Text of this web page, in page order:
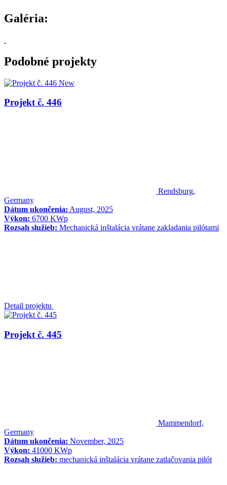
Galéria:
Podobné projekty
New
Projekt č. 446
Rendsburg,
Germany
Dátum ukončenia: August, 2025
Výkon: 6700 KWp
Rozsah služieb: Mechanická inštalácia vrátane zakladania pilótami
Detail projektu
Projekt č. 445
Mammendorf,
Germany
Dátum ukončenia: November, 2025
Výkon: 41000 KWp
Rozsah služieb: mechanická inštalácia vrátane zatlačovania pilót